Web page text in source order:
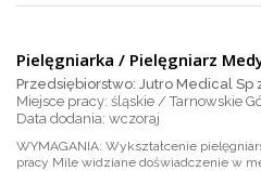
Pielęgniarka / Pielęgniarz
Przedsiębiorstwo: Jutro Medical Sp
Miejsce pracy: śląskie / Tarnowskie
wczoraj
WYMAGANIA: Wykształcenie
pracy Mile widziane doświadczenie w